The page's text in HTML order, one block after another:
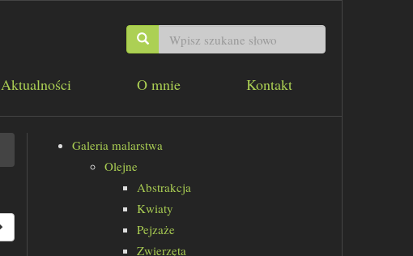
Aktualności O mnie Kontakt
Galeria malarstwa
Olejne
Abstrakcja
Kwiaty
Pejzaże
Zwierzęta